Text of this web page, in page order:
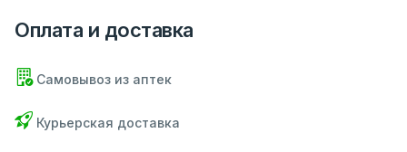
Оплата и доставка
Самовывоз из аптек
Курьерская доставка